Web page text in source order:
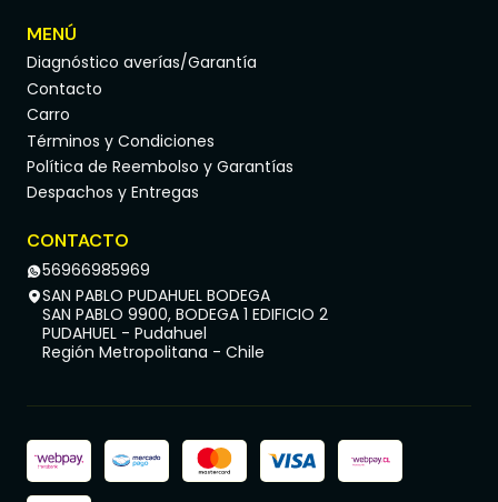
MENÚ
Diagnóstico averías/Garantía
Contacto
Carro
Términos y Condiciones
Política de Reembolso y Garantías
Despachos y Entregas
CONTACTO
56966985969
SAN PABLO PUDAHUEL BODEGA
SAN PABLO 9900, BODEGA 1 EDIFICIO 2
PUDAHUEL - Pudahuel
Región Metropolitana - Chile